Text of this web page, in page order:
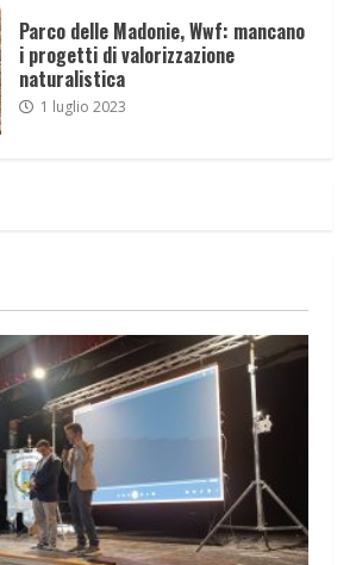
Parco delle Madonie, Wwf: mancano
i progetti di valorizzazione
naturalistica
1 luglio 2023